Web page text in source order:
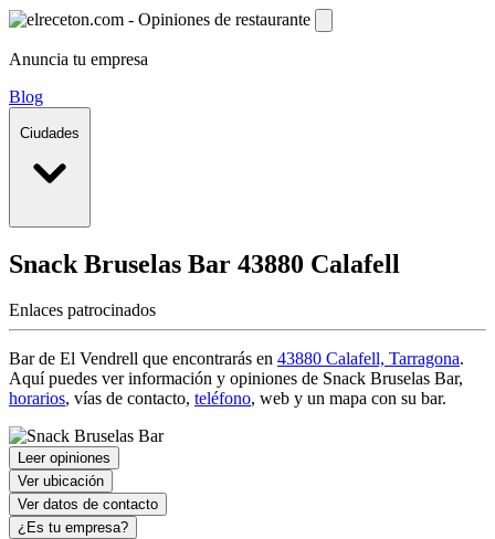
Anuncia tu empresa
Blog
Ciudades
Snack Bruselas Bar 43880 Calafell
Enlaces patrocinados
Bar de El Vendrell que encontrarás en 43880 Calafell, Tarragona.
Aquí puedes ver información y opiniones de Snack Bruselas Bar,
horarios, vías de contacto, teléfono, web y un mapa con su bar.
Leer opiniones
Ver ubicación
Ver datos de contacto
¿Es tu empresa?